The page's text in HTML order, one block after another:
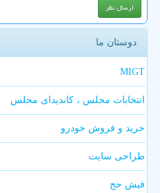
دوستان ما
MIGT
انتخابات مجلس ، کاندیدای مجلس
خرید و فروش خودرو
طراحی سایت
فیش حج